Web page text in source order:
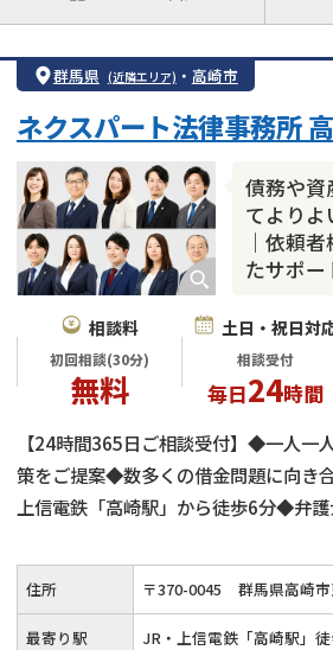
借金返済相談・交渉
自己破産
個人再生
時効援用
会社破産・法人破産
住宅ローン
カードローン
群馬県 (近隣エリア) ・ 高崎市
債務や資
てよりよ
｜依頼
たサポー
ネクスパート法律事務所
相談料
初回相談(30分)
無料
土日・祝日対
相談受付
毎日24時間
【24時間365日ご相談受付】◆一人一
策をご提案◆数多くの借金問題に向き
上信電鉄「高崎駅」から徒歩6分◆弁
に対応（分割払い可能）◆債務整理 /
など◆迅速に借金問題を解決◆きめ細
ず丁寧に対応
住所 〒370-0045 群馬県高崎
最寄り駅 JR・上信電鉄「高崎駅」